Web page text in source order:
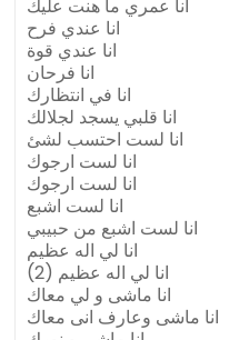
انا عمري ما هنت عليك
انا عندي فرح
انا عندي قوة
انا فرحان
انا في انتظارك
انا قلبي يسجد لجلالك
انا لست احتسب لشئ
انا لست ارجوك
انا لست اشبع
انا لست اشبع من حبيبي
انا لي اله عظيم
انا لي اله عظيم (2)
انا ماشى و لي معاك
انا ماشى وعارف انى معاك